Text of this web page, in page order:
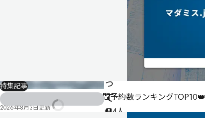
っ
て
4人
特集記事
【2026年7月】マダミス.jp月間予約数ランキングTOP10👑
2026年8月3日更新